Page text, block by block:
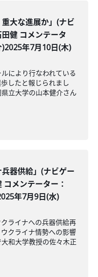
重大な進展か」(ナビ
健 コメンテータ
年7月10日(木)
により行なわれている
したと報じられまし
立大学の山本健介さん
兵器供給」(ナビゲー
コメンテーター：
年7月9日(水)
ライナへの兵器供給再
クライナ情勢への影響
和大学教授の佐々木正